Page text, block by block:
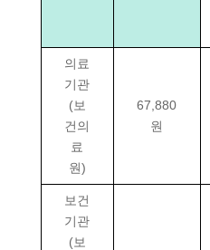
의료
기관
(보
건의
료
원)
67,880
원
보건
기관
(보